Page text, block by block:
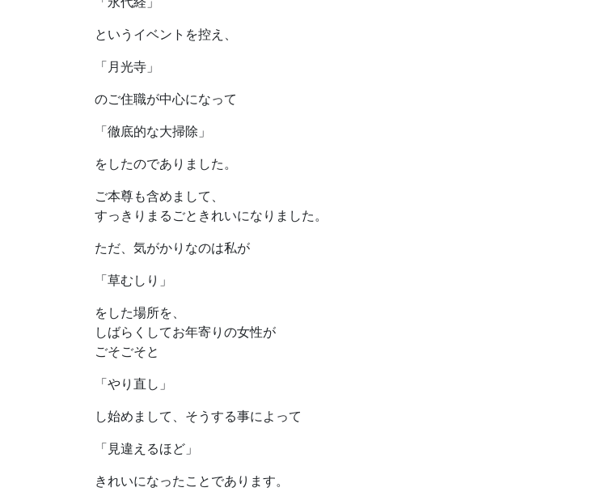
というイベントを控え、
「月光寺」
のご住職が中心になって
「徹底的な大掃除」
をしたのでありました。
ご本尊も含めまして、
すっきりまるごときれいになりました。
ただ、気がかりなのは私が
「草むしり」
をした場所を、
しばらくしてお年寄りの女性が
ごそごそと
「やり直し」
し始めまして、そうする事によって
「見違えるほど」
きれいになったことであります。